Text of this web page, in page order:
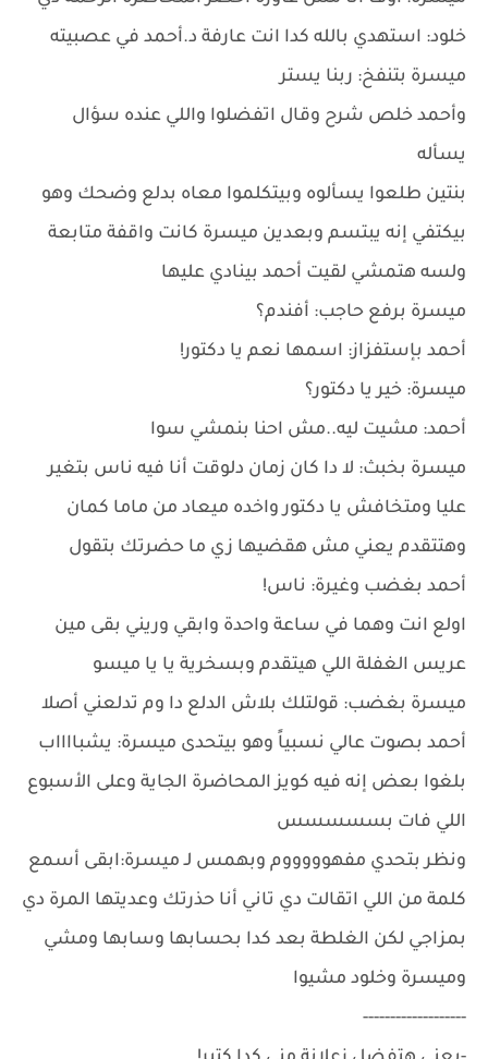
خلود: استهدي بالله كدا انت عارفة د.أحمد في عصبيته
ميسرة بتنفخ: ربنا يستر
وأحمد خلص شرح وقال اتفضلوا واللي عنده سؤال
يسأله
بنتين طلعوا يسألوه وبيتكلموا معاه بدلع وضحك وهو
بيكتفي إنه يبتسم وبعدين ميسرة كانت واقفة متابعة
ولسه هتمشي لقيت أحمد بينادي عليها
ميسرة برفع حاجب: أفندم؟
أحمد بإستفزاز: اسمها نعم يا دكتور!
ميسرة: خير يا دكتور؟
أحمد: مشيت ليه..مش احنا بنمشي سوا
ميسرة بخبث: لا دا كان زمان دلوقت أنا فيه ناس بتغير
عليا ومتخافش يا دكتور واخده ميعاد من ماما كمان
وهتتقدم يعني مش هقضيها زي ما حضرتك بتقول
أحمد بغضب وغيرة: ناس!
اولع انت وهما في ساعة واحدة وابقي وريني بقى مين
عريس الغفلة اللي هيتقدم وبسخرية يا يا ميسو
ميسرة بغضب: قولتلك بلاش الدلع دا وم تدلعني أصلا
أحمد بصوت عالي نسبياً وهو بيتحدى ميسرة: يشبااااب
بلغوا بعض إنه فيه كويز المحاضرة الجاية وعلى الأسبوع
اللي فات بسسسسس
ونظر بتحدي مفهوووووم وبهمس لـ ميسرة:ابقى أسمع
كلمة من اللي اتقالت دي تاني أنا حذرتك وعديتها المرة دي
بمزاجي لكن الغلطة بعد كدا بحسابها وسابها ومشي
وميسرة وخلود مشيوا
-------------------